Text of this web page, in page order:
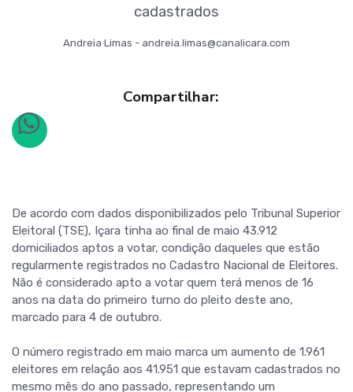
cadastrados
Andreia Limas - andreia.limas@canalicara.com
Compartilhar:
De acordo com dados disponibilizados pelo Tribunal Superior
Eleitoral (TSE), Içara tinha ao final de maio 43.912
domiciliados aptos a votar, condição daqueles que estão
regularmente registrados no Cadastro Nacional de Eleitores.
Não é considerado apto a votar quem terá menos de 16
anos na data do primeiro turno do pleito deste ano,
marcado para 4 de outubro.
O número registrado em maio marca um aumento de 1.961
eleitores em relação aos 41.951 que estavam cadastrados no
mesmo mês do ano passado, representando um